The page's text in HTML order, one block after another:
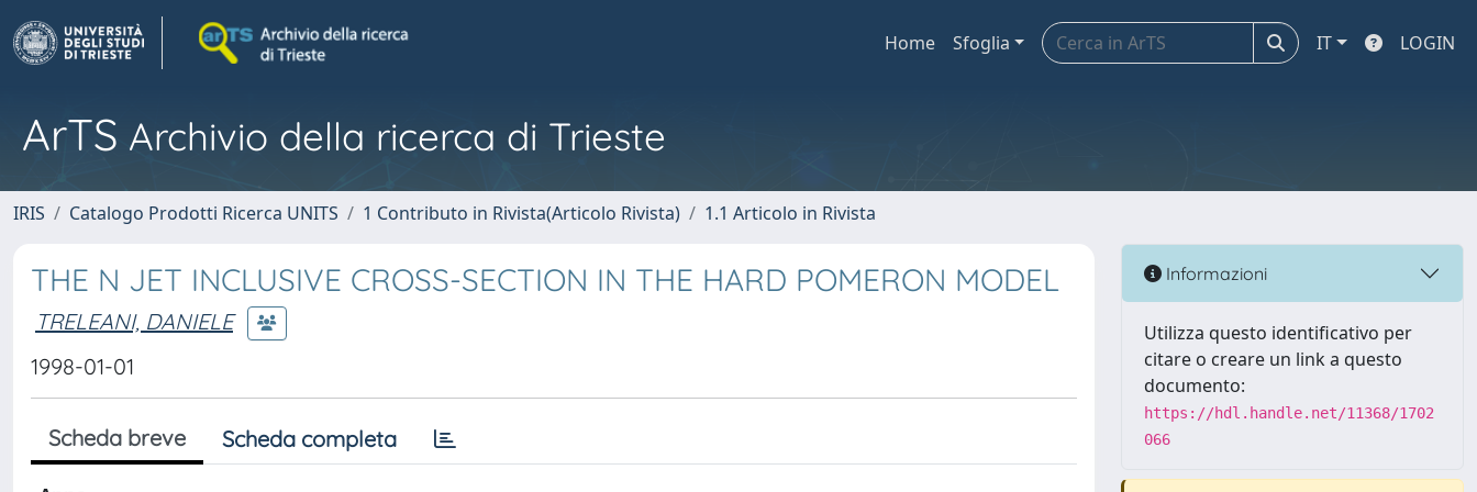
Home Sfoglia IT LOGIN
ArTS Archivio della ricerca di Trieste
IRIS Catalogo Prodotti Ricerca UNITS 1 Contributo in Rivista(Articolo Rivista) 1.1 Articolo in Rivista
THE N JET INCLUSIVE CROSS-SECTION IN THE HARD POMERON MODEL
TRELEANI, DANIELE
1998-01-01
Scheda breve Scheda completa
Informazioni
Utilizza questo identificativo per
citare o creare un link a questo
documento:
https://hdl.handle.net/11368/1702
066